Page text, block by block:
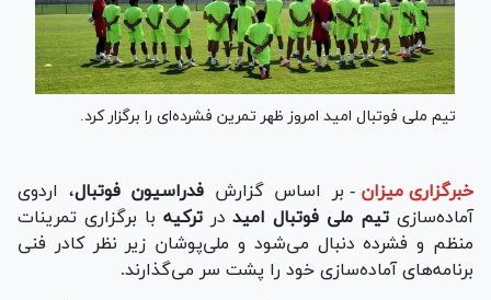
تیم ملی فوتبال امید امروز ظهر تمرین فشرده‌ای را برگزار کرد.
خبرگزاری میزان - بر اساس گزارش فدراسیون فوتبال، اردوی
آماده‌سازی تیم ملی فوتبال امیددرترکیه با برگزاری تمرینات
منظم و فشرده دنبال می‌شود و ملی‌پوشان زیر نظر کادر فنی
برنامه‌های آماده‌سازی خود را پشت سر می‌گذارند.